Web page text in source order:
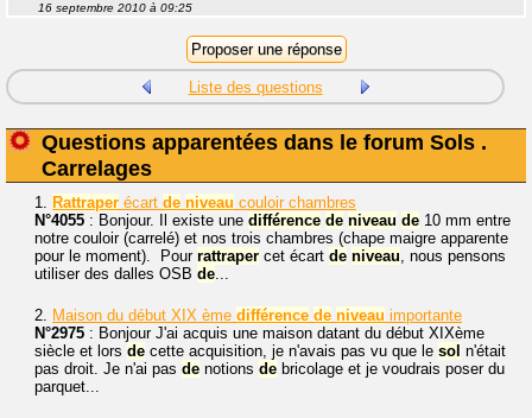
16 septembre 2010 à 09:25
Liste des questions
Questions apparentées dans le forum Sols .
Carrelages
1. Rattraper écart de niveau couloir chambres
N°4055 : Bonjour. Il existe une différence de niveau de 10 mm entre
notre couloir (carrelé) et nos trois chambres (chape maigre apparente
pour le moment). Pour rattraper cet écart de niveau, nous pensons
utiliser des dalles OSB de...
2. Maison du début XIX ème différence de niveau importante
N°2975 : Bonjour J'ai acquis une maison datant du début XIXème
siècle et lors de cette acquisition, je n'avais pas vu que le sol n'était
pas droit. Je n'ai pas de notions de bricolage et je voudrais poser du
parquet...